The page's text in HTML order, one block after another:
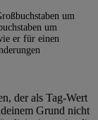
um
um
er für einen
der als Tag-Wert
Grund nicht